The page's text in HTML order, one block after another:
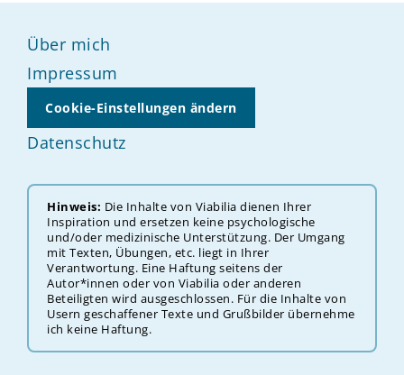
Über mich
Impressum
Cookie-Einstellungen ändern
Datenschutz
Hinweis: Die Inhalte von Viabilia dienen Ihrer
Inspiration und ersetzen keine psychologische
und/oder medizinische Unterstützung. Der ‎‎‎‎Umgang
mit Texten, Übungen, etc. liegt in Ihrer
Verantwortung. Eine Haftung seitens der
Autor*innen oder von Viabilia oder anderen
Beteiligten wird ausgeschlossen. Für die Inhalte von
Usern geschaffener Texte und Grußbilder übernehme
ich keine Haftung.